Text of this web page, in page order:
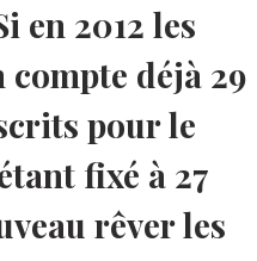
en 2012 les
compte déjà 29
pour le
fixé à 27
rêver les